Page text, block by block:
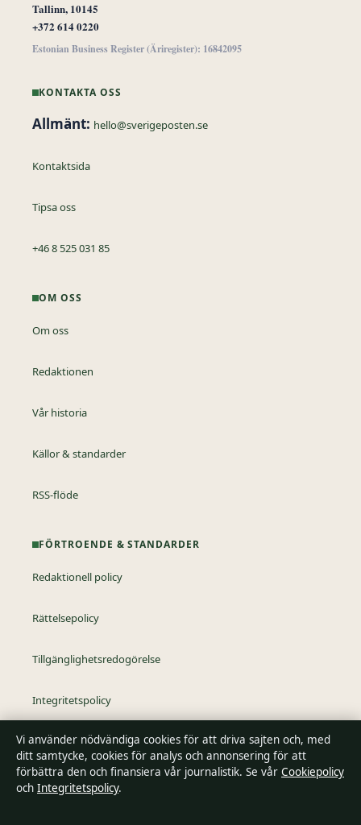
Tallinn, 10145
+372 614 0220
Estonian Business Register (Äriregister): 16842095
KONTAKTA OSS
Allmänt: hello@sverigeposten.se
Kontaktsida
Tipsa oss
+46 8 525 031 85
OM OSS
Om oss
Redaktionen
Vår historia
Källor & standarder
RSS-flöde
FÖRTROENDE & STANDARDER
Redaktionell policy
Rättelsepolicy
Tillgänglighetsredogörelse
Integritetspolicy
Kändisar & integritet
Vi använder nödvändiga cookies för att driva sajten och, med
ditt samtycke, cookies för analys och annonsering för att
förbättra den och finansiera vår journalistik. Se vår Cookiepolicy
och Integritetspolicy.